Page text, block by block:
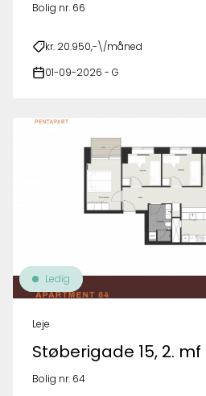
Bolig nr. 66
kr. 20.950,-\/måned
01-09-2026 - G
Ledig
Leje
Støberigade 15, 2. mf
Bolig nr. 64